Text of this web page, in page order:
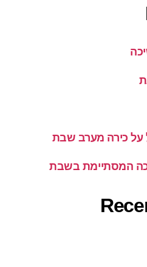
על כירה מערב שבת
המסתיימת בשבת